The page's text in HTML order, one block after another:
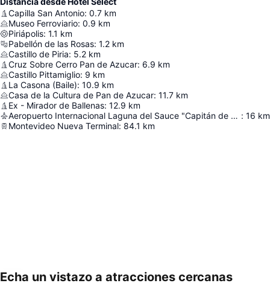
Capilla San Antonio: 0.7 km
Museo Ferroviario: 0.9 km
Piriápolis: 1.1 km
Pabellón de las Rosas: 1.2 km
Castillo de Piria: 5.2 km
Cruz Sobre Cerro Pan de Azucar: 6.9 km
Castillo Pittamiglio: 9 km
La Casona (Baile): 10.9 km
Casa de la Cultura de Pan de Azucar: 11.7 km
Ex - Mirador de Ballenas: 12.9 km
Aeropuerto Internacional Laguna del Sauce "Capitán de Corbeta Carlos Curbelo" : 16 km
Montevideo Nueva Terminal: 84.1 km
Echa un vistazo a atracciones cercanas